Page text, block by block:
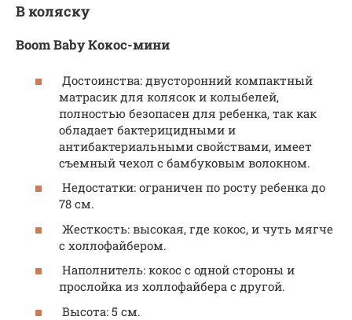
В коляску
Boom Baby Кокос-мини
Достоинства: двусторонний компактный
матрасик для колясок и колыбелей,
полностью безопасен для ребенка, так как
обладает бактерицидными и
антибактериальными свойствами, имеет
съемный чехол с бамбуковым волокном.
Недостатки: ограничен по росту ребенка до
78 см.
Жесткость: высокая, где кокос, и чуть мягче
с холлофайбером.
Наполнитель: кокос с одной стороны и
прослойка из холлофайбера с другой.
Высота: 5 см.